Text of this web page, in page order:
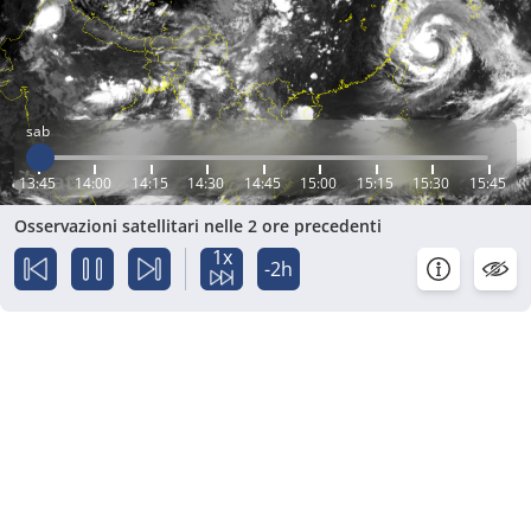
sab
13:45 14:00 14:15 14:30 14:45 15:00 15:15 15:30 15:45
Osservazioni satellitari nelle 2 ore precedenti
1x -2h